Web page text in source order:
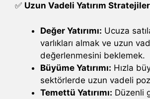
✅ Uzun Vadeli Yatırım
Değer Yatırımı: Ucuza
varlıkları almak ve uzun
değerlenmesini beklemek.
Büyüme Yatırımı: Hızla
sektörlerde uzun vadeli
Temettü Yatırımı: Düzenli